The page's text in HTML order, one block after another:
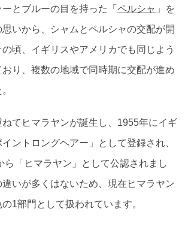
とブルーの目を持った「 ペルシャ 」を
いから、シャムとペルシャの交配が開
頃、イギリスやアメリカでも同じよう
り、複数の地域で同時期に交配が進め
てヒマラヤンが誕生し、1955年にイギ
ントロングヘアー」として登録され、
ら「ヒマラヤン」として公認されまし
いが多くはないため、現在ヒマラヤン
1部門として扱われています。